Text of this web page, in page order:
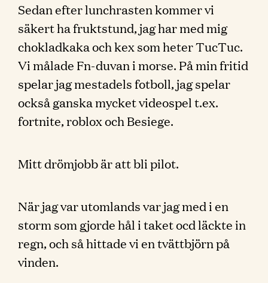
Sedan efter lunchrasten kommer vi
säkert ha fruktstund, jag har med mig
chokladkaka och kex som heter TucTuc.
Vi målade Fn-duvan i morse. På min fritid
spelar jag mestadels fotboll, jag spelar
också ganska mycket videospel t.ex.
fortnite, roblox och Besiege.
Mitt drömjobb är att bli pilot.
När jag var utomlands var jag med i en
storm som gjorde hål i taket ocd läckte in
regn, och så hittade vi en tvättbjörn på
vinden.